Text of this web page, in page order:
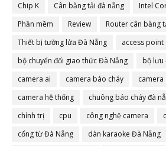
Chip K
Cân bằng tải đà nẵng Intel
Phần mềm
Review Router cân bằng
Thiết bị tường lửa Đà Nẵng
access point
bộ chuyển đổi giao thức Đà Nẵng
bộ lưu
camera ai
camera báo cháy
camera
camera hệ thống
chuông báo cháy đà
chính trị
cpu công nghệ camera
cổng từ Đà Nẵng
dàn karaoke Đà Nẵng